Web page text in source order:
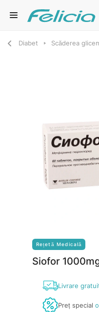
Diabet Scăderea
Rețetă Medicală
Siofor
Livrare
Preț special